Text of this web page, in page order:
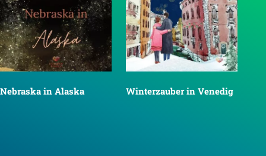
Nebraska in Alaska Winterzauber in Venedig